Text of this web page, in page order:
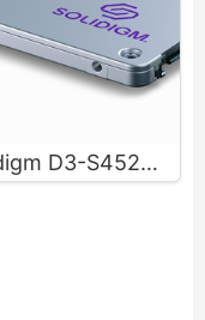
Solidigm D3-S4520系列数据中心级固态盘